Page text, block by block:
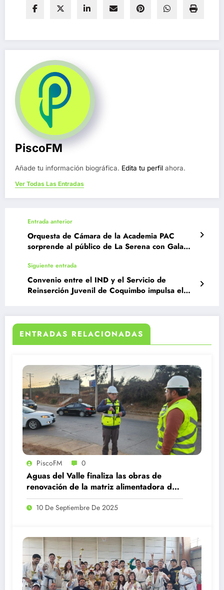
PiscoFM
Añade tu información biográfica. Edita tu perfil ahora.
Ver Todas Las Entradas
Entrada anterior
Orquesta de Cámara de la Academia PAC
sorprende al público de La Serena con Gala
Siguiente entrada
Convenio entre el IND y el Servicio de
Reinserción Juvenil de Coquimbo impulsa el
ENTRADAS RELACIONADAS
PiscoFM 0
Aguas del Valle finaliza las obras de
renovación de la matriz alimentadora de
agua potable en Illapel
10 De Septiembre De 2025